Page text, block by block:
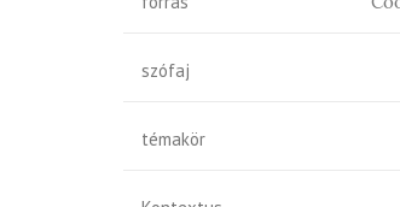
szófaj
témakör